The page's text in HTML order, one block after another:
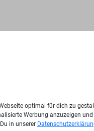
optimal für dich zu
Werbung anzuzeigen
in unserer